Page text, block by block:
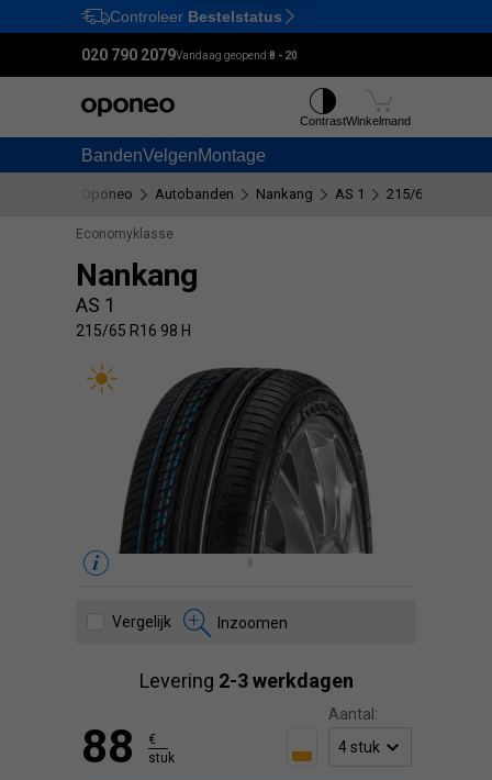
Ctrl M
Controleer Bestelstatus
020 790 2079Vandaag geopend:8 - 20
BandenVelgenMontage
ContrastWinkelmand
Oponeo Autobanden Nankang AS 1 215/65 R16 98 H
Economyklasse
Nankang
AS 1
215/65 R16 98 H
Vergelijk Inzoomen
Levering 2-3 werkdagen
Aantal:
88
€
stuk